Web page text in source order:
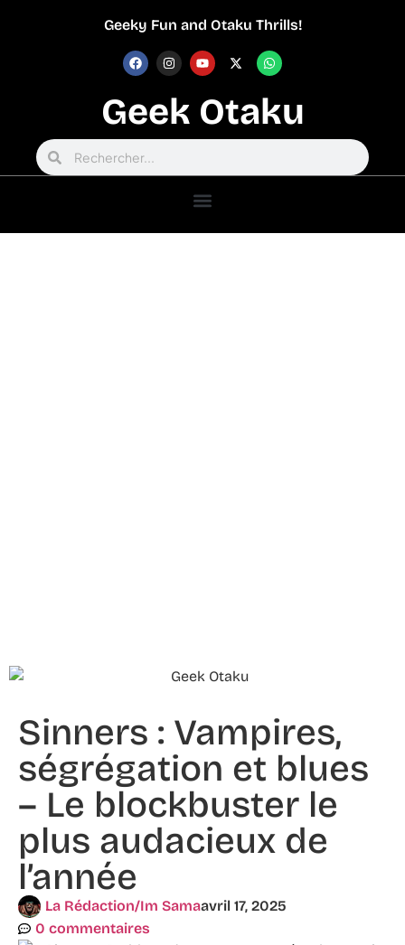
Geeky Fun and Otaku Thrills!
Geek Otaku
Sinners : Vampires,
ségrégation et blues
– Le blockbuster le
plus audacieux de
l’année
La Rédaction/Im Samaavril 17, 2025
0 commentaires